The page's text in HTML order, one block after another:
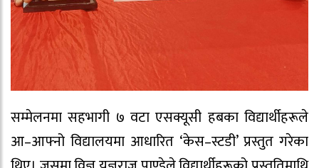
सम्मेलनमा सहभागी ७ वटा एसक्यूसी हबका विद्यार्थीहरूले
आ–आफ्नो विद्यालयमा आधारित ‘केस–स्टडी’ प्रस्तुत गरेका